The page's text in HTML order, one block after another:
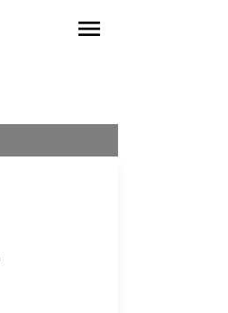
menu